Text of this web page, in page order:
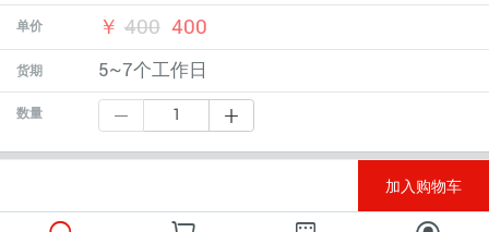
单价 ￥ 400 400
货期 5~7个工作日
数量
加入购物车